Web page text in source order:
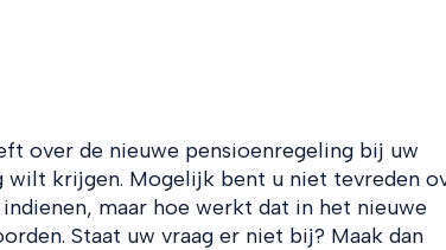
over de nieuwe pensioenregeling bij uw
wilt krijgen. Mogelijk bent u niet tevreden
maar hoe werkt dat in het nieuwe
Staat uw vraag er niet bij? Maak dan